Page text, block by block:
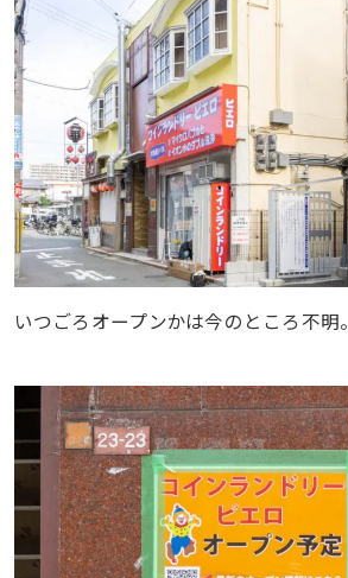
いつごろオープンかは今のところ不明。